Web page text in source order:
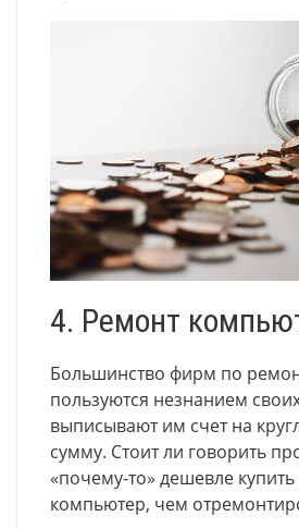
4. Ремонт
Большинство фирм по
пользуются незнанием
выписывают им счет на
сумму. Стоит ли говорить
«почему-то» дешевле
компьютер, чем